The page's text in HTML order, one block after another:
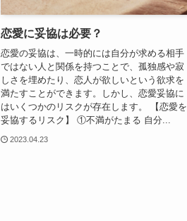
恋愛に妥協は必要？
恋愛の妥協は、一時的には自分が求める相手
ではない人と関係を持つことで、孤独感や寂
しさを埋めたり、恋人が欲しいという欲求を
満たすことができます。しかし、恋愛妥協に
はいくつかのリスクが存在します。 【恋愛を
妥協するリスク】 ①不満がたまる 自分...
2023.04.23